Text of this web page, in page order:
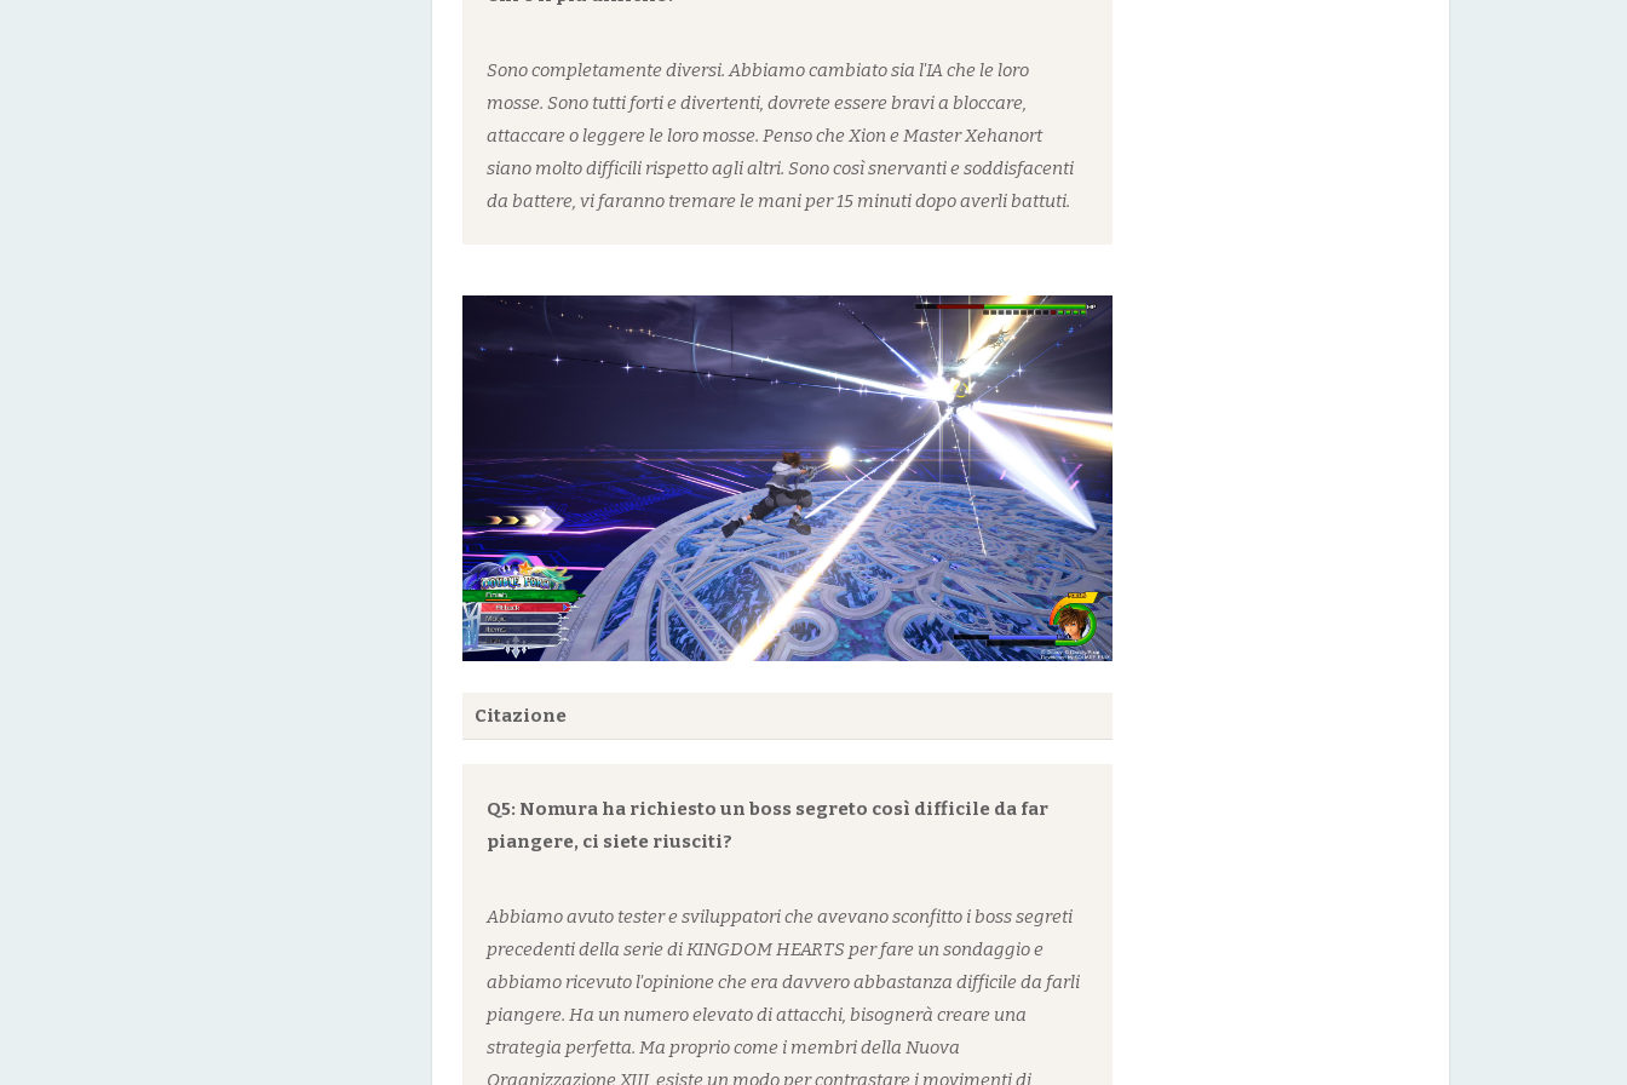
Sono completamente diversi. Abbiamo cambiato sia l'IA che le loro
mosse. Sono tutti forti e divertenti, dovrete essere bravi a bloccare,
attaccare o leggere le loro mosse. Penso che Xion e Master Xehanort
siano molto difficili rispetto agli altri. Sono così snervanti e soddisfacenti
da battere, vi faranno tremare le mani per 15 minuti dopo averli battuti.
Citazione
Q5: Nomura ha richiesto un boss segreto così difficile da far
piangere, ci siete riusciti?
Abbiamo avuto tester e sviluppatori che avevano sconfitto i boss segreti
precedenti della serie di KINGDOM HEARTS per fare un sondaggio e
abbiamo ricevuto l'opinione che era davvero abbastanza difficile da farli
piangere. Ha un numero elevato di attacchi, bisognerà creare una
strategia perfetta. Ma proprio come i membri della Nuova
Organizzazione XIII, esiste un modo per contrastare i movimenti di